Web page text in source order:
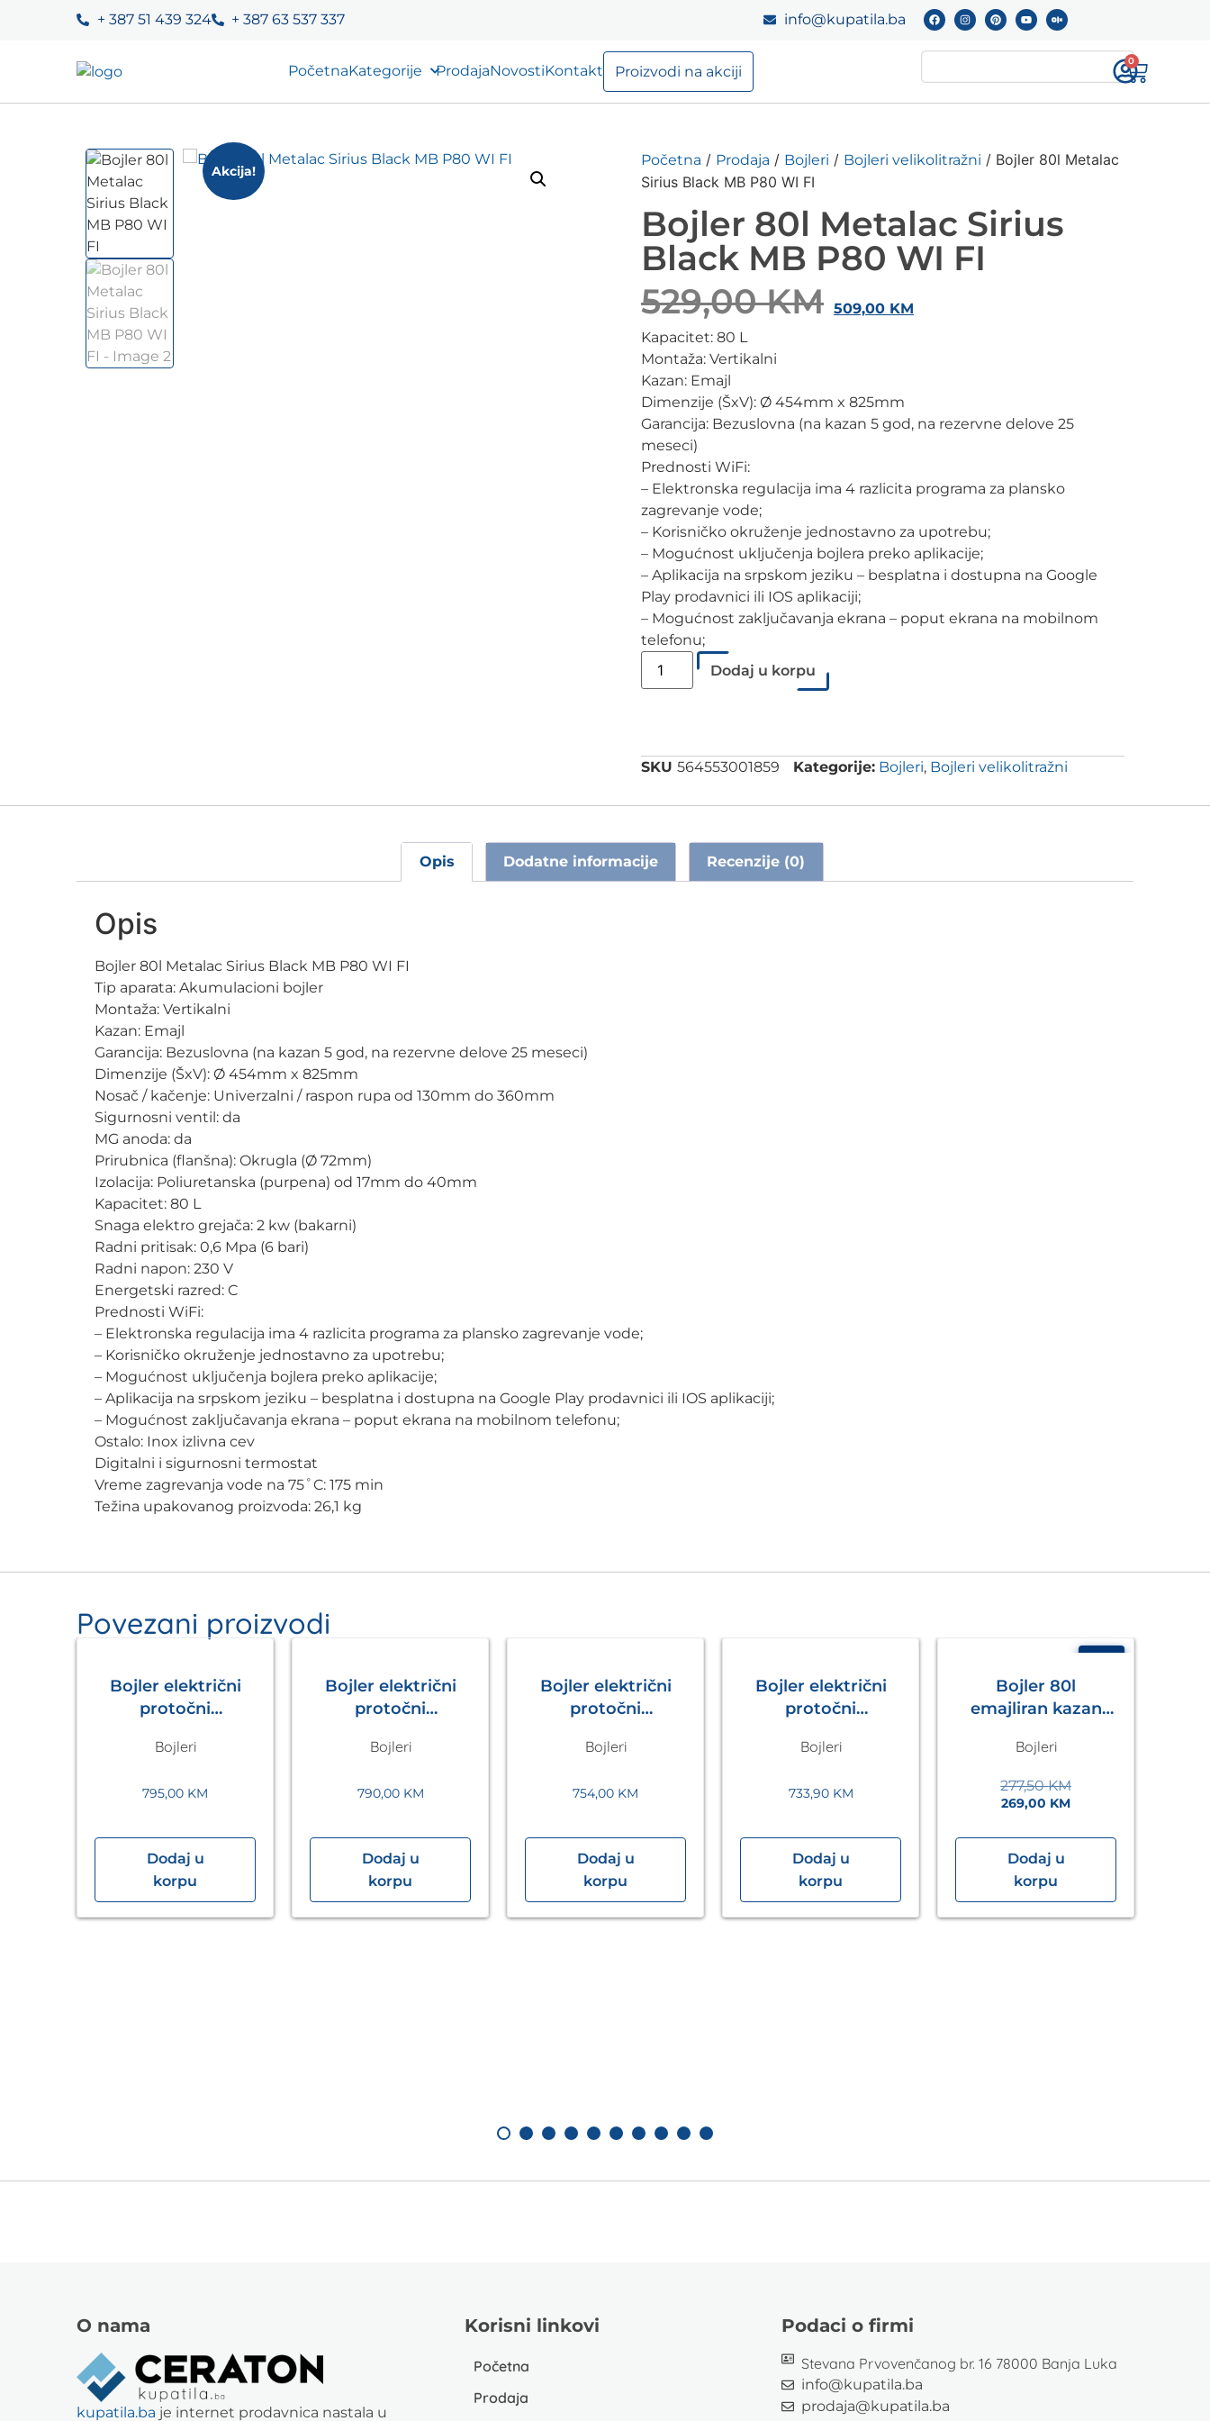
+ 387 51 439 324 + 387 63 537 337 info@kupatila.ba
PočetnaKategorije ProdajaNovostiKontakt Proizvodi na akciji
0
Akcija!
Početna / Prodaja / Bojleri / Bojleri velikolitražni / Bojler 80l Metalac
Sirius Black MB P80 WI FI
Bojler 80l Metalac Sirius
Black MB P80 WI FI
529,00KM 509,00 KM
Kapacitet: 80 L
Montaža: Vertikalni
Kazan: Emajl
Dimenzije (ŠxV): Ø 454mm x 825mm
Garancija: Bezuslovna (na kazan 5 god, na rezervne delove 25
meseci)
Prednosti WiFi:
– Elektronska regulacija ima 4 razlicita programa za plansko
zagrevanje vode;
– Korisničko okruženje jednostavno za upotrebu;
– Mogućnost uključenja bojlera preko aplikacije;
– Aplikacija na srpskom jeziku – besplatna i dostupna na Google
Play prodavnici ili IOS aplikaciji;
– Mogućnost zaključavanja ekrana – poput ekrana na mobilnom
telefonu;
Dodaj u korpu
SKU 564553001859 Kategorije: Bojleri, Bojleri velikolitražni
Opis Dodatne informacije Recenzije (0)
Opis
Bojler 80l Metalac Sirius Black MB P80 WI FI
Tip aparata: Akumulacioni bojler
Montaža: Vertikalni
Kazan: Emajl
Garancija: Bezuslovna (na kazan 5 god, na rezervne delove 25 meseci)
Dimenzije (ŠxV): Ø 454mm x 825mm
Nosač / kačenje: Univerzalni / raspon rupa od 130mm do 360mm
Sigurnosni ventil: da
MG anoda: da
Prirubnica (flanšna): Okrugla (Ø 72mm)
Izolacija: Poliuretanska (purpena) od 17mm do 40mm
Kapacitet: 80 L
Snaga elektro grejača: 2 kw (bakarni)
Radni pritisak: 0,6 Mpa (6 bari)
Radni napon: 230 V
Energetski razred: C
Prednosti WiFi:
– Elektronska regulacija ima 4 razlicita programa za plansko zagrevanje vode;
– Korisničko okruženje jednostavno za upotrebu;
– Mogućnost uključenja bojlera preko aplikacije;
– Aplikacija na srpskom jeziku – besplatna i dostupna na Google Play prodavnici ili IOS aplikaciji;
– Mogućnost zaključavanja ekrana – poput ekrana na mobilnom telefonu;
Ostalo: Inox izlivna cev
Digitalni i sigurnosni termostat
Vreme zagrevanja vode na 75˚C: 175 min
Težina upakovanog proizvoda: 26,1 kg
Povezani proizvodi
Bojler električni
protočni
E 27/8 27kW
Bojleri
795,00 KM
Dodaj u
korpu
Bojler električni
protočni
E 24/8 24kW
Bojleri
790,00 KM
Dodaj u
korpu
Bojler električni
protočni
E 21/8 21kW
Bojleri
754,00 KM
Dodaj u
korpu
Bojler električni
protočni
E 18/8 18kW
Bojleri
733,90 KM
Dodaj u
korpu
Bojler 80l
emajliran kazan
Bojleri
277,50KM
269,00 KM
Dodaj u
korpu
O nama
kupatila.ba je internet prodavnica nastala u
Korisni linkovi
Početna
Prodaja
Podaci o firmi
Stevana Prvovenčanog br. 16 78000 Banja Luka
info@kupatila.ba
prodaja@kupatila.ba